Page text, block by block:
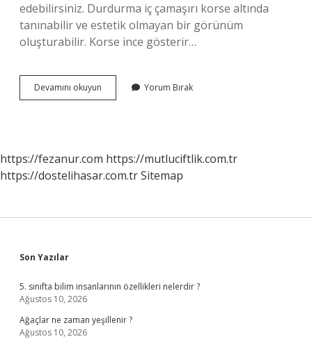
edebilirsiniz. Durdurma iç çamaşırı korse altında
tanınabilir ve estetik olmayan bir görünüm
oluşturabilir. Korse ince gösterir…
Devamını okuyun
Elbiseden
Yorum Bırak
https://fezanur.com https://mutluciftlik.com.tr
https://dostelihasar.com.trSitemap
Sidebar
Son Yazılar
5. sınıfta bilim insanlarının özellikleri nelerdir ?
Ağustos 10, 2026
Ağaçlar ne zaman yeşillenir ?
Ağustos 10, 2026